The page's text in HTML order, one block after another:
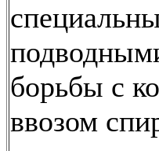
борьбы с
ввозом